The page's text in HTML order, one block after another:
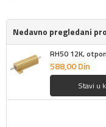
Nedavno pregledani
RH50 12K,
588,00Din
Stavi u